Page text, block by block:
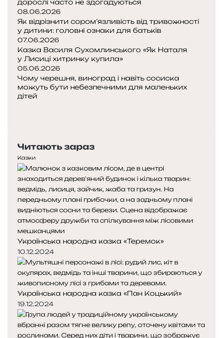
й
с
ь
к
і
м
м
и
й
н
р
о
т
и
»
дорослі часто не здогадуються
08.06.2026
Як відрізнити сором’язливість від тривожності
у дитини: головні ознаки для батьків
07.06.2026
Казка Василя Сухомлинського «Як Наталя
у Лисиці хитринку купила»
05.06.2026
Чому черешня, виноград і навіть сосиска
можуть бути небезпечними для маленьких
дітей
р
е
д
н
я
с
т
о
р
і
н
к
а
т
у
п
н
а
с
т
о
р
і
н
к
а
Читають зараз
Казки
Українська народна казка «Теремок»
10.12.2024
Українська народна казка «Пан Коцький»
19.12.2024